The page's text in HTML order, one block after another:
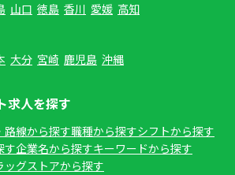
山口 徳島 香川 愛媛 高知
大分 宮崎 鹿児島 沖縄
求人を探す
路線から探す職種から探すシフトから探す
す企業名から探すキーワードから探す
ッグストアから探す